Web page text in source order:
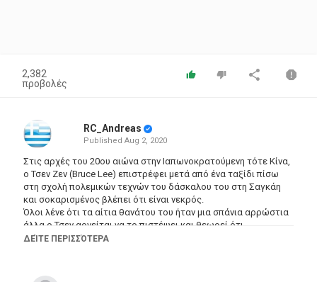
2,382
προβολές
RC_Andreas
Published Aug 2, 2020
Στις αρχές του 20ου αιώνα στην Ιαπωνοκρατούμενη τότε Κίνα,
ο Τσεν Ζεν (Bruce Lee) επιστρέφει μετά από ένα ταξίδι πίσω
στη σχολή πολεμικών τεχνών του δάσκαλου του στη Σαγκάη
και σοκαρισμένος βλέπει ότι είναι νεκρός.
Όλοι λένε ότι τα αίτια θανάτου του ήταν μια σπάνια αρρώστια
άλλα ο Τσεν αρνείται να το πιστέψει και θεωρεί ότι
δολοφονήθηκε.
προκαλούν τους μαθητές του θανόντα δασκάλου και τον ίδιο
ΔΕΊΤΕ ΠΕΡΙΣΣΌΤΕΡΑ